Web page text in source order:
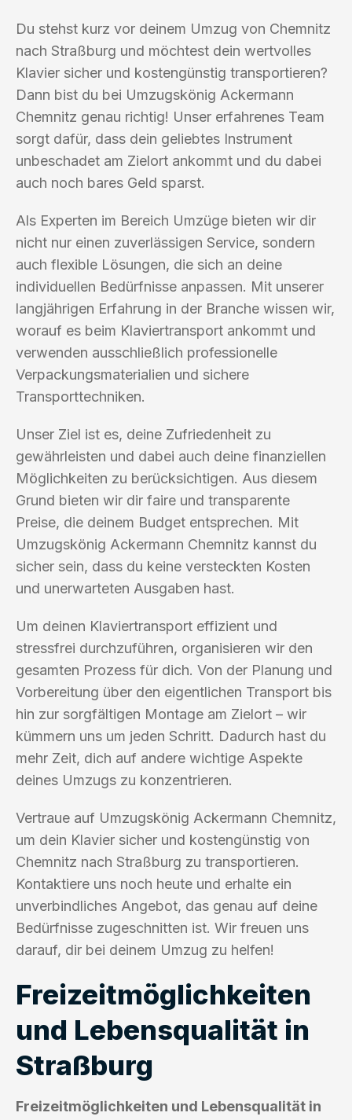
Du stehst kurz vor deinem Umzug von Chemnitz
nach Straßburg und möchtest dein wertvolles
Klavier sicher und kostengünstig transportieren?
Dann bist du bei Umzugskönig Ackermann
Chemnitz genau richtig! Unser erfahrenes Team
sorgt dafür, dass dein geliebtes Instrument
unbeschadet am Zielort ankommt und du dabei
auch noch bares Geld sparst.
Als Experten im Bereich Umzüge bieten wir dir
nicht nur einen zuverlässigen Service, sondern
auch flexible Lösungen, die sich an deine
individuellen Bedürfnisse anpassen. Mit unserer
langjährigen Erfahrung in der Branche wissen wir,
worauf es beim Klaviertransport ankommt und
verwenden ausschließlich professionelle
Verpackungsmaterialien und sichere
Transporttechniken.
Unser Ziel ist es, deine Zufriedenheit zu
gewährleisten und dabei auch deine finanziellen
Möglichkeiten zu berücksichtigen. Aus diesem
Grund bieten wir dir faire und transparente
Preise, die deinem Budget entsprechen. Mit
Umzugskönig Ackermann Chemnitz kannst du
sicher sein, dass du keine versteckten Kosten
und unerwarteten Ausgaben hast.
Um deinen Klaviertransport effizient und
stressfrei durchzuführen, organisieren wir den
gesamten Prozess für dich. Von der Planung und
Vorbereitung über den eigentlichen Transport bis
hin zur sorgfältigen Montage am Zielort – wir
kümmern uns um jeden Schritt. Dadurch hast du
mehr Zeit, dich auf andere wichtige Aspekte
deines Umzugs zu konzentrieren.
Vertraue auf Umzugskönig Ackermann Chemnitz,
um dein Klavier sicher und kostengünstig von
Chemnitz nach Straßburg zu transportieren.
Kontaktiere uns noch heute und erhalte ein
unverbindliches Angebot, das genau auf deine
Bedürfnisse zugeschnitten ist. Wir freuen uns
darauf, dir bei deinem Umzug zu helfen!
Freizeitmöglichkeiten
und Lebensqualität in
Straßburg
Freizeitmöglichkeiten und Lebensqualität in